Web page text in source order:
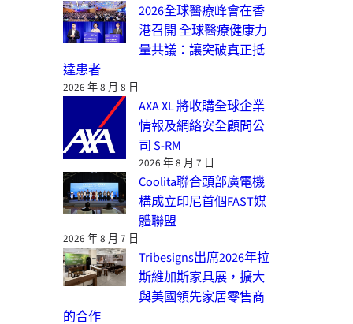
2026全球醫療峰會在香
港召開 全球醫療健康力
量共議：讓突破真正抵
達患者
2026 年 8 月 8 日
AXA XL 將收購全球企業
情報及網絡安全顧問公
司 S-RM
2026 年 8 月 7 日
Coolita聯合頭部廣電機
構成立印尼首個FAST媒
體聯盟
2026 年 8 月 7 日
Tribesigns出席2026年拉
斯維加斯家具展，擴大
與美國領先家居零售商
的合作